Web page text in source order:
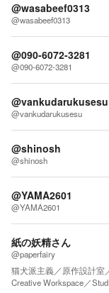
@wasabeef0313
@wasabeef0313
@090-6072-3281
@090-6072-3281
@vankudarukusesu
@vankudarukusesu
@shinosh
@shinosh
@YAMA2601
@YAMA2601
紙の妖精さん
@paperfairy
猫犬派主義／原作設計室
Creative Workspace／